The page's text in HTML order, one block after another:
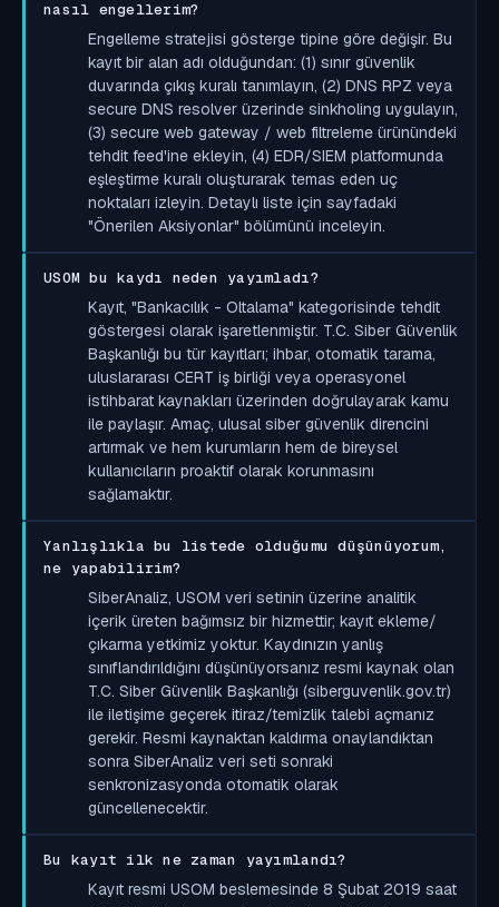
nasıl engellerim?
Engelleme stratejisi gösterge tipine göre değişir. Bu
kayıt bir alan adı olduğundan: (1) sınır güvenlik
duvarında çıkış kuralı tanımlayın, (2) DNS RPZ veya
secure DNS resolver üzerinde sinkholing uygulayın,
(3) secure web gateway / web filtreleme ürünündeki
tehdit feed'ine ekleyin, (4) EDR/SIEM platformunda
eşleştirme kuralı oluşturarak temas eden uç
noktaları izleyin. Detaylı liste için sayfadaki
"Önerilen Aksiyonlar" bölümünü inceleyin.
USOM bu kaydı neden yayımladı?
Kayıt, "Bankacılık - Oltalama" kategorisinde tehdit
göstergesi olarak işaretlenmiştir. T.C. Siber Güvenlik
Başkanlığı bu tür kayıtları; ihbar, otomatik tarama,
uluslararası CERT iş birliği veya operasyonel
istihbarat kaynakları üzerinden doğrulayarak kamu
ile paylaşır. Amaç, ulusal siber güvenlik direncini
artırmak ve hem kurumların hem de bireysel
kullanıcıların proaktif olarak korunmasını
sağlamaktır.
Yanlışlıkla bu listede olduğumu düşünüyorum,
ne yapabilirim?
SiberAnaliz, USOM veri setinin üzerine analitik
içerik üreten bağımsız bir hizmettir; kayıt ekleme/
çıkarma yetkimiz yoktur. Kaydınızın yanlış
sınıflandırıldığını düşünüyorsanız resmi kaynak olan
T.C. Siber Güvenlik Başkanlığı (siberguvenlik.gov.tr)
ile iletişime geçerek itiraz/temizlik talebi açmanız
gerekir. Resmi kaynaktan kaldırma onaylandıktan
sonra SiberAnaliz veri seti sonraki
senkronizasyonda otomatik olarak
güncellenecektir.
Bu kayıt ilk ne zaman yayımlandı?
Kayıt resmi USOM beslemesinde 8 Şubat 2019 saat